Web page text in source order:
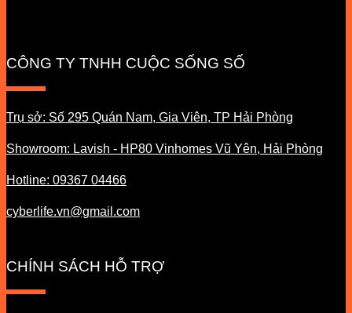
CÔNG TY TNHH CUỘC SỐNG SỐ
Trụ sở: Số 295 Quán Nam, Gia Viên, TP Hải Phòng
Showroom: Lavish - HP80 Vinhomes Vũ Yên, Hải Phòng
Hotline: 09367 04466
cyberlife.vn@gmail.com
CHÍNH SÁCH HỖ TRỢ